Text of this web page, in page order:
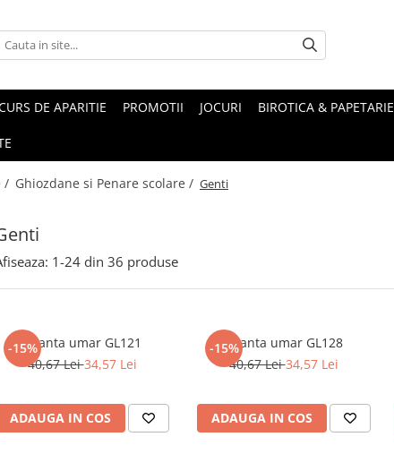
DE APARITIE PROMOTII JOCURI BIROTICA & PAPETARIE
/ Ghiozdane si Penare scolare / Genti
1-24 din 36 produse
-15%Geanta umar GL121
40,67 Lei34,57 Lei
ADAUGA IN COS
-15%Geanta umar GL128
40,67 Lei34,57 Lei
ADAUGA IN COS